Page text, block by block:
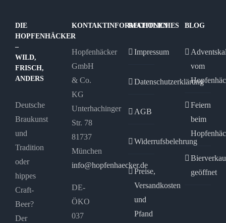
der
gewählt
DIE
HOPFENHÄCKER
–
WILD,
FRISCH,
ANDERS
Deutsche
Braukunst
und
Tradition
oder
hippes
Craft-
Beer?
Der
KONTAKTINFORMATIONEN
Hopfenhäcker
GmbH
& Co.
KG
Unterhachinger
Str. 78
81737
München
info@hopfenhaecker.de
DE-
ÖKO
037
RECHTLICHES
Impressum
Datenschutzerklärung
AGB
Widerrufsbelehrung
Preise,
Versandkosten
und
Pfand
BLOG
vom
Feiern
beim
geöffnet